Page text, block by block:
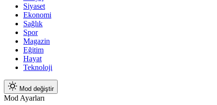
Siyaset
Ekonomi
Sağlık
Spor
Magazin
Eğitim
Hayat
Teknoloji
Mod değiştir
Mod Ayarları